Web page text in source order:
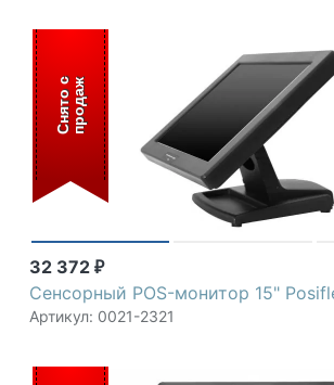
32 372 ₽
Сенсорный POS-монитор 15"
Артикул: 0021-2321
С
н
я
т
о
с
п
р
о
д
аж